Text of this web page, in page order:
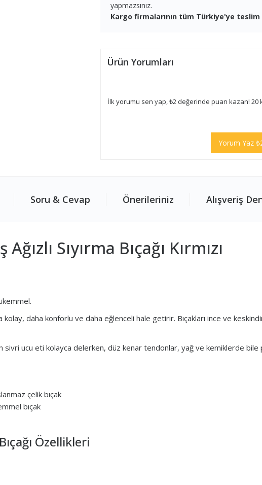
yapmazsınız.
Kargo firmalarının tüm Türkiye'ye
Ürün Yorumları
İlk yorumu sen yap, ₺2 değerinde puan kazan!
Yorum Yaz
Soru & Cevap Önerileriniz Alışveriş
Sıyırma Bıçağı Kırmızı
kolay, daha konforlu ve daha eğlenceli hale getirir. Bıçakları ince ve
sivri ucu eti kolayca delerken, düz kenar tendonlar, yağ ve kemiklerde
çelik bıçak
bıçak
Özellikleri